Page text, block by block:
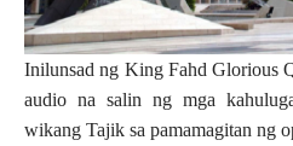
Inilunsad ng King Fahd Glorious
audio na salin ng mga
wikang Tajik sa pamamagitan ng